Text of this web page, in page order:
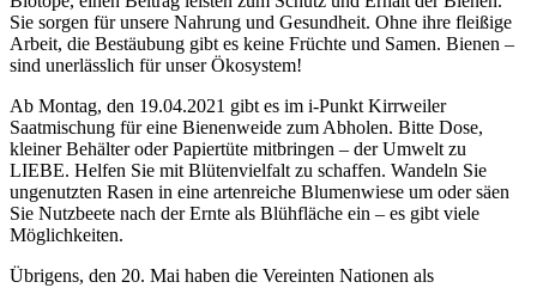
Sie sorgen für unsere Nahrung und Gesundheit. Ohne ihre fleißige
Arbeit, die Bestäubung gibt es keine Früchte und Samen. Bienen –
sind unerlässlich für unser Ökosystem!
Ab Montag, den 19.04.2021 gibt es im i-Punkt Kirrweiler
Saatmischung für eine Bienenweide zum Abholen. Bitte Dose,
kleiner Behälter oder Papiertüte mitbringen – der Umwelt zu
LIEBE. Helfen Sie mit Blütenvielfalt zu schaffen. Wandeln Sie
ungenutzten Rasen in eine artenreiche Blumenwiese um oder säen
Sie Nutzbeete nach der Ernte als Blühfläche ein – es gibt viele
Möglichkeiten.
Übrigens, den 20. Mai haben die Vereinten Nationen als